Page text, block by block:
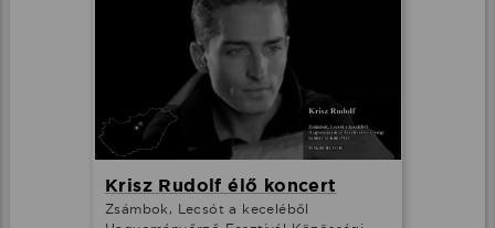
Krisz Rudolf élő koncert
Zsámbok, Lecsót a keceléből